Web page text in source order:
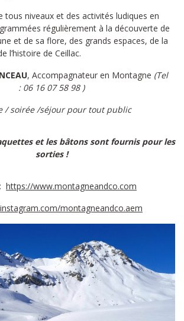
tous niveaux et des activités ludiques en
régulièrement à la découverte de
et de sa flore, des grands espaces, de la
l’histoire de Ceillac.
, Accompagnateur en Montagne (Tel
: 06 16 07 58 98 )
/ soirée /séjour pour tout public
et les bâtons sont fournis pour les
sorties !
https://www.montagneandco.com
montagneandco.aem